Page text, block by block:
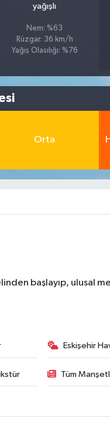
yağışlı
Nem: %63
Rüzgar: 36 km/h
Yağış Olasılığı: %76
Orta
başlayıp, ulusal
Eskişehir
Tüm